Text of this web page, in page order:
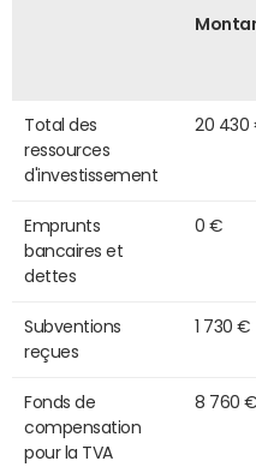
Total des
ressources
d'investissement
20 430
Emprunts
bancaires et
dettes
0 €
Subventions
reçues
1 730 €
Fonds de
compensation
pour la TVA
8 760 €